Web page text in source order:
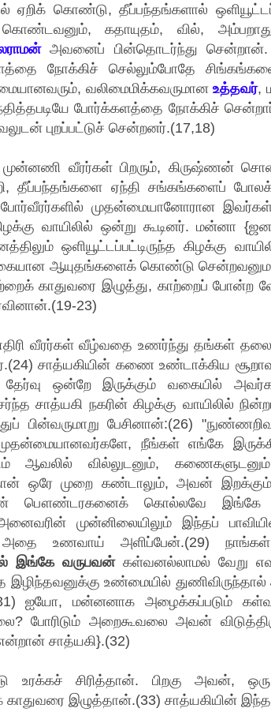
ஏறிக் கொண்டு, தீப்பந்தங்களால்
கதாயுதம், வில்,
அவனைப் பின்தொடர்ந்து சென்றான்.
நோக்கிச் செல்லும்போதே
வலிமைமிக்கவருமான உத்தவர்,
போர்க்களத்தை நோக்கிச்
புறப்பட்டுச் சென்றனர்.(17,18)
வீரர்கள் பிறரும், கிருஷ்ணன்
தீப்பந்தங்களை ஏந்தி சங்கங்களைப் போலக்
போர்வீரர்களில் முதன்மையானோரான
வாயிலில் ஒன்று கூடினர். மன்னா
ஒளியூட்டப்பட்டிருந்த கிழக்கு
ஆயுதங்களைக் கொண்டு
காதுவரை இழுத்து, காற்றைப்
23)
வீரர்கள் வீழ்வதை உணர்ந்து தங்கள்
சாத்யகியின் கணை உண்டாக்கிய
ஒன்றே இருக்கும் வகையில்
சாத்யகி நகரின் கிழக்கு வாயிலில்
பின்வருமாறு பேசினான்:(26)
நீங்கள் எங்கே
ஆவலில் வில்லுடனும்,
ஒரே முறை கண்டாலும், அவன்
பௌண்டரகனைக் கொல்லவே இங்கே
அனைவரின் முன்னிலையிலும் இந்தப்
அதை உணவாய் அளிப்பேன்.(29)
இங்கே வருபவன்கள்வனல்லாமல் வேறு
இழிந்தவனுக்கு உண்மையில்
ஐயோ, மன்னனாக அழைக்கப்படும்
போரிடும் அறைகூவலை அவன்
சாத்யகி}.(32)
உரக்கச் சிரித்தான். பிறகு அவன்,
காதுவரை இழுத்தான்.(33) சாத்யகியின்